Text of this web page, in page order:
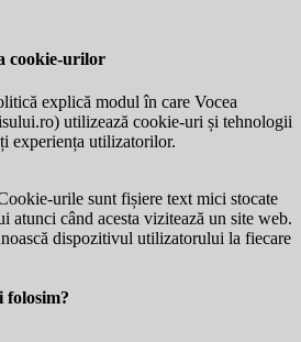
cookie-urilor
explică modul în care Vocea
) utilizează cookie-uri și tehnologii
experiența utilizatorilor.
urile sunt fișiere text mici stocate
când acesta vizitează un site web.
dispozitivul utilizatorului la fiecare
folosim?